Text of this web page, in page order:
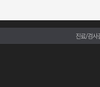
진료/검사